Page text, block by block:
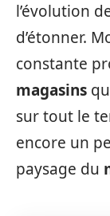
l’évolution
d’étonner.
constante
magasins
sur tout le
encore un
paysage du